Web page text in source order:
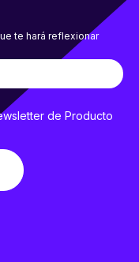
te hará reflexionar
de Producto